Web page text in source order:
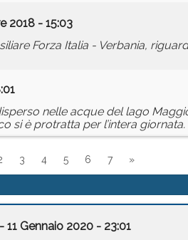
2018 - 15:03
Forza Italia - Verbania,
nelle acque del lago
si è protratta per l’intera giornata.
3 4 5 6 7 »
- 11 Gennaio 2020 - 23:01